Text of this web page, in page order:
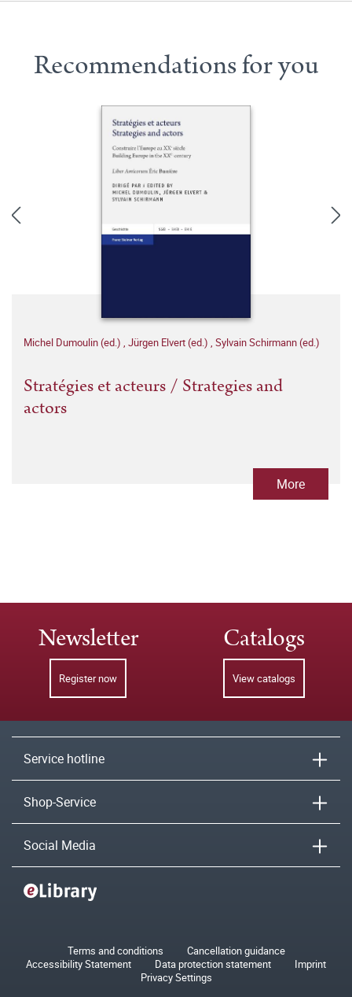
Recommendations for you
Michel Dumoulin (ed.) , Jürgen Elvert (ed.) , Sylvain Schirmann (ed.)
Stratégies et acteurs / Strategies and
actors
More
Newsletter
Register now
Catalogs
View catalogs
Service hotline
Shop-Service
Social Media
Terms and conditions
Cancellation guidance
Accessibility Statement
Data protection statement
Imprint
Privacy Settings